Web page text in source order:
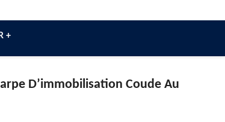
+
D’immobilisation Coude Au